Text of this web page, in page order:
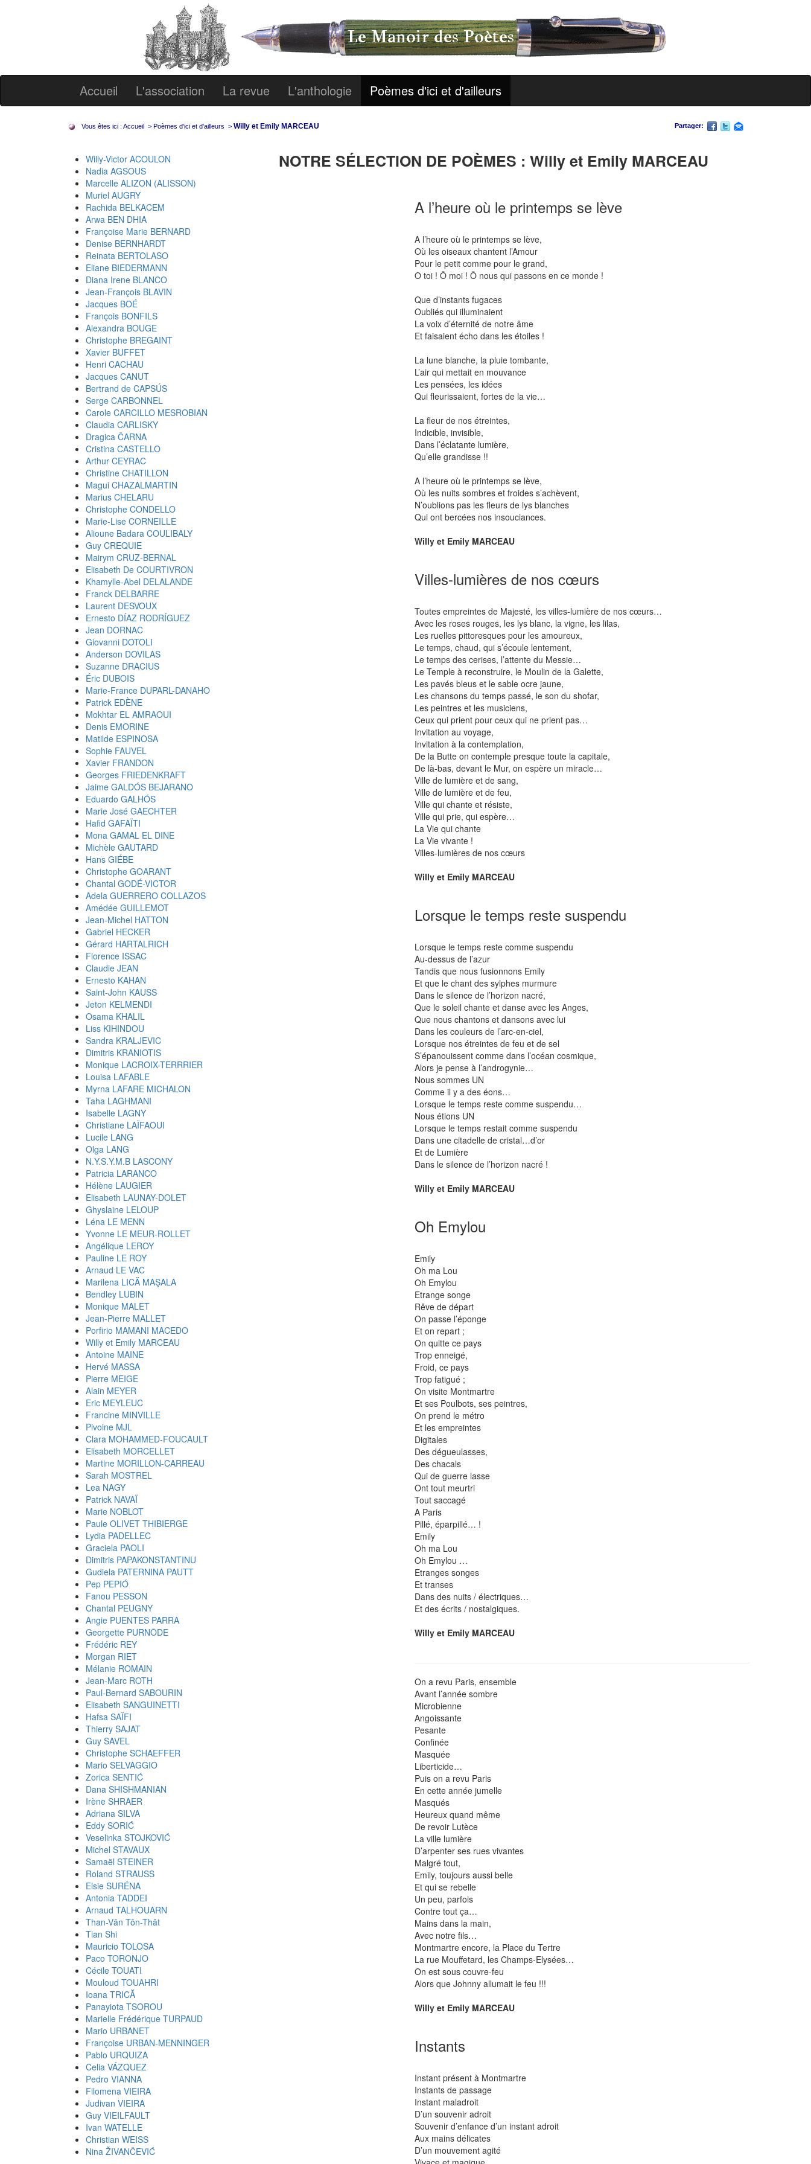
Accueil L'association La revue L'anthologie Poèmes d'ici et d'ailleurs
Partager:
Vous êtes ici : Accueil > Poèmes d'ici et d'ailleurs > Willy et Emily MARCEAU
NOTRE SÉLECTION DE POÈMES : Willy et Emily MARCEAU
A l’heure où le printemps se lève
A l’heure où le printemps se lève,
Où les oiseaux chantent l’Amour
Pour le petit comme pour le grand,
O toi ! Ô moi ! Ô nous qui passons en ce monde !
Que d’instants fugaces
Oubliés qui illuminaient
La voix d’éternité de notre âme
Et faisaient écho dans les étoiles !
La lune blanche, la pluie tombante,
L’air qui mettait en mouvance
Les pensées, les idées
Qui fleurissaient, fortes de la vie…
La fleur de nos étreintes,
Indicible, invisible,
Dans l’éclatante lumière,
Qu’elle grandisse !!
A l’heure où le printemps se lève,
Où les nuits sombres et froides s’achèvent,
N’oublions pas les fleurs de lys blanches
Qui ont bercées nos insouciances.
Willy et Emily MARCEAU
Villes-lumières de nos cœurs
Toutes empreintes de Majesté, les villes-lumière de nos cœurs…
Avec les roses rouges, les lys blanc, la vigne, les lilas,
Les ruelles pittoresques pour les amoureux,
Le temps, chaud, qui s’écoule lentement,
Le temps des cerises, l’attente du Messie…
Le Temple à reconstruire, le Moulin de la Galette,
Les pavés bleus et le sable ocre jaune,
Les chansons du temps passé, le son du shofar,
Les peintres et les musiciens,
Ceux qui prient pour ceux qui ne prient pas…
Invitation au voyage,
Invitation à la contemplation,
De la Butte on contemple presque toute la capitale,
De là-bas, devant le Mur, on espère un miracle…
Ville de lumière et de sang,
Ville de lumière et de feu,
Ville qui chante et résiste,
Ville qui prie, qui espère…
La Vie qui chante
La Vie vivante !
Villes-lumières de nos cœurs
Willy et Emily MARCEAU
Lorsque le temps reste suspendu
Lorsque le temps reste comme suspendu
Au-dessus de l’azur
Tandis que nous fusionnons Emily
Et que le chant des sylphes murmure
Dans le silence de l’horizon nacré,
Que le soleil chante et danse avec les Anges,
Que nous chantons et dansons avec lui
Dans les couleurs de l’arc-en-ciel,
Lorsque nos étreintes de feu et de sel
S’épanouissent comme dans l’océan cosmique,
Alors je pense à l’androgynie…
Nous sommes UN
Comme il y a des éons…
Lorsque le temps reste comme suspendu…
Nous étions UN
Lorsque le temps restait comme suspendu
Dans une citadelle de cristal…d’or
Et de Lumière
Dans le silence de l’horizon nacré !
Willy et Emily MARCEAU
Oh Emylou
Emily
Oh ma Lou
Oh Emylou
Etrange songe
Rêve de départ
On passe l’éponge
Et on repart ;
On quitte ce pays
Trop enneigé,
Froid, ce pays
Trop fatigué ;
On visite Montmartre
Et ses Poulbots, ses peintres,
On prend le métro
Et les empreintes
Digitales
Des dégueulasses,
Des chacals
Qui de guerre lasse
Ont tout meurtri
Tout saccagé
A Paris
Pillé, éparpillé… !
Emily
Oh ma Lou
Oh Emylou …
Etranges songes
Et transes
Dans des nuits / électriques…
Et des écrits / nostalgiques.
Willy et Emily MARCEAU
On a revu Paris, ensemble
Avant l’année sombre
Microbienne
Angoissante
Pesante
Confinée
Masquée
Liberticide…
Puis on a revu Paris
En cette année jumelle
Masqués
Heureux quand même
De revoir Lutèce
La ville lumière
D’arpenter ses rues vivantes
Malgré tout,
Emily, toujours aussi belle
Et qui se rebelle
Un peu, parfois
Contre tout ça…
Mains dans la main,
Avec notre fils…
Montmartre encore, la Place du Tertre
La rue Mouffetard, les Champs-Elysées…
On est sous couvre-feu
Alors que Johnny allumait le feu !!!
Willy et Emily MARCEAU
Instants
Instant présent à Montmartre
Instants de passage
Instant maladroit
D’un souvenir adroit
Souvenir d’enfance d’un instant adroit
Aux mains délicates
D’un mouvement agité
Willy-Victor ACOULON
Nadia AGSOUS
Marcelle ALIZON (ALISSON)
Muriel AUGRY
Rachida BELKACEM
Arwa BEN DHIA
Françoise Marie BERNARD
Denise BERNHARDT
Reinata BERTOLASO
Eliane BIEDERMANN
Diana Irene BLANCO
Jean-François BLAVIN
Jacques BOÉ
François BONFILS
Alexandra BOUGE
Christophe BREGAINT
Xavier BUFFET
Henri CACHAU
Jacques CANUT
Bertrand de CAPSÚS
Serge CARBONNEL
Carole CARCILLO MESROBIAN
Claudia CARLISKY
Dragica ČARNA
Cristina CASTELLO
Arthur CEYRAC
Christine CHATILLON
Magui CHAZALMARTIN
Marius CHELARU
Christophe CONDELLO
Marie-Lise CORNEILLE
Alioune Badara COULIBALY
Guy CREQUIE
Mairym CRUZ-BERNAL
Elisabeth De COURTIVRON
Khamylle-Abel DELALANDE
Franck DELBARRE
Laurent DESVOUX
Ernesto DÍAZ RODRÍGUEZ
Jean DORNAC
Giovanni DOTOLI
Anderson DOVILAS
Suzanne DRACIUS
Éric DUBOIS
Marie-France DUPARL-DANAHO
Patrick EDÈNE
Mokhtar EL AMRAOUI
Denis EMORINE
Matilde ESPINOSA
Sophie FAUVEL
Xavier FRANDON
Georges FRIEDENKRAFT
Jaime GALDÓS BEJARANO
Eduardo GALHÓS
Marie José GAECHTER
Hafid GAFAÏTI
Mona GAMAL EL DINE
Michèle GAUTARD
Hans GIÉBE
Christophe GOARANT
Chantal GODÉ-VICTOR
Adela GUERRERO COLLAZOS
Amédée GUILLEMOT
Jean-Michel HATTON
Gabriel HECKER
Gérard HARTALRICH
Florence ISSAC
Claudie JEAN
Ernesto KAHAN
Saint-John KAUSS
Jeton KELMENDI
Osama KHALIL
Liss KIHINDOU
Sandra KRALJEVIC
Dimitris KRANIOTIS
Monique LACROIX-TERRRIER
Louisa LAFABLE
Myrna LAFARE MICHALON
Taha LAGHMANI
Isabelle LAGNY
Christiane LAÏFAOUI
Lucile LANG
Olga LANG
N.Y.S.Y.M.B LASCONY
Patricia LARANCO
Hélène LAUGIER
Elisabeth LAUNAY-DOLET
Ghyslaine LELOUP
Léna LE MENN
Yvonne LE MEUR-ROLLET
Angélique LEROY
Pauline LE ROY
Arnaud LE VAC
Marilena LICĂ MAŞALA
Bendley LUBIN
Monique MALET
Jean-Pierre MALLET
Porfirio MAMANI MACEDO
Willy et Emily MARCEAU
Antoine MAINE
Hervé MASSA
Pierre MEIGE
Alain MEYER
Eric MEYLEUC
Francine MINVILLE
Pivoine MJL
Clara MOHAMMED-FOUCAULT
Elisabeth MORCELLET
Martine MORILLON-CARREAU
Sarah MOSTREL
Lea NAGY
Patrick NAVAÏ
Marie NOBLOT
Paule OLIVET THIBIERGE
Lydia PADELLEC
Graciela PAOLI
Dimitris PAPAKONSTANTINU
Gudiela PATERNINA PAUTT
Pep PEPIÓ
Fanou PESSON
Chantal PEUGNY
Angie PUENTES PARRA
Georgette PURNÔDE
Frédéric REY
Morgan RIET
Mélanie ROMAIN
Jean-Marc ROTH
Paul-Bernard SABOURIN
Elisabeth SANGUINETTI
Hafsa SAÏFI
Thierry SAJAT
Guy SAVEL
Christophe SCHAEFFER
Mario SELVAGGIO
Zorica SENTIĆ
Dana SHISHMANIAN
Irène SHRAER
Adriana SILVA
Eddy SORIĆ
Veselinka STOJKOVIĆ
Michel STAVAUX
Samaël STEINER
Roland STRAUSS
Elsie SURÉNA
Antonia TADDEI
Arnaud TALHOUARN
Than-Vân Tôn-Thât
Tian Shi
Mauricio TOLOSA
Paco TORONJO
Cécile TOUATI
Mouloud TOUAHRI
Ioana TRICĂ
Panayiota TSOROU
Marielle Frédérique TURPAUD
Mario URBANET
Françoise URBAN-MENNINGER
Pablo URQUIZA
Celia VÁZQUEZ
Pedro VIANNA
Filomena VIEIRA
Judivan VIEIRA
Guy VIEILFAULT
Ivan WATELLE
Christian WEISS
Nina ŽIVANČEVIĆ